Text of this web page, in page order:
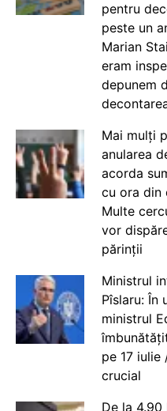
pentru
peste un
Marian
eram
depunem
Mai mulți
anularea
acorda
cu ora din
Multe
vor
părinții
Ministrul
Pîslaru: În
ministrul
pe 17
crucial
De la